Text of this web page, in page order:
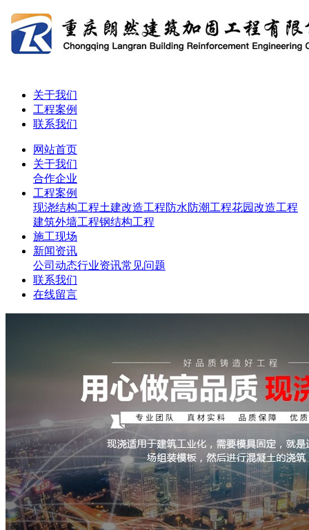
关于我们
工程案例
联系我们
网站首页
关于我们
合作企业
工程案例
现浇结构工程土建改造工程防水防潮工程花园改造工程
建筑外墙工程钢结构工程
施工现场
新闻资讯
公司动态行业资讯常见问题
联系我们
在线留言